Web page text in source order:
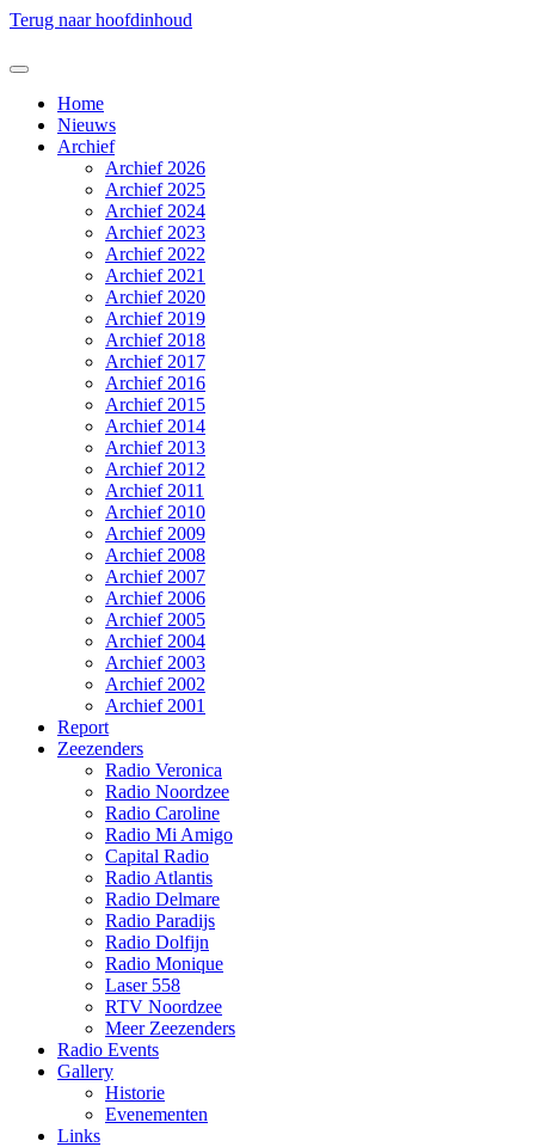
Terug naar hoofdinhoud
Home
Nieuws
Archief
Archief 2026
Archief 2025
Archief 2024
Archief 2023
Archief 2022
Archief 2021
Archief 2020
Archief 2019
Archief 2018
Archief 2017
Archief 2016
Archief 2015
Archief 2014
Archief 2013
Archief 2012
Archief 2011
Archief 2010
Archief 2009
Archief 2008
Archief 2007
Archief 2006
Archief 2005
Archief 2004
Archief 2003
Archief 2002
Archief 2001
Report
Zeezenders
Radio Veronica
Radio Noordzee
Radio Caroline
Radio Mi Amigo
Capital Radio
Radio Atlantis
Radio Delmare
Radio Paradijs
Radio Dolfijn
Radio Monique
Laser 558
RTV Noordzee
Meer Zeezenders
Radio Events
Gallery
Historie
Evenementen
Links